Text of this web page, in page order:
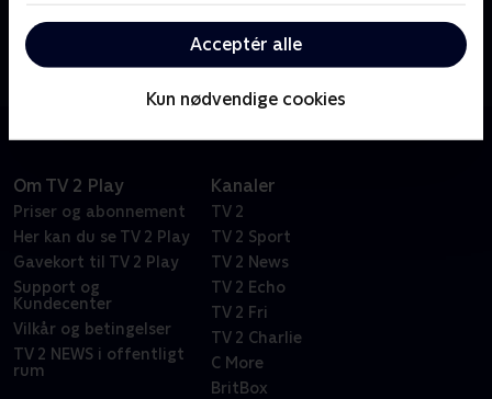
Acceptér alle
Kun nødvendige cookies
Hun lyver, snyder og stjæler, hun lider, narrer sine
venner, sluger piller og knuser hjerter. Men du er på
Om TV 2 Play
Priser og abonnement
Her kan du se TV 2 Play
Gavekort til TV 2 Play
Support og
Kundecenter
Vilkår og betingelser
TV 2 NEWS i offentligt
rum
Kanaler
TV 2
TV 2 Sport
TV 2 News
TV 2 Echo
TV 2 Fri
TV 2 Charlie
C More
BritBox